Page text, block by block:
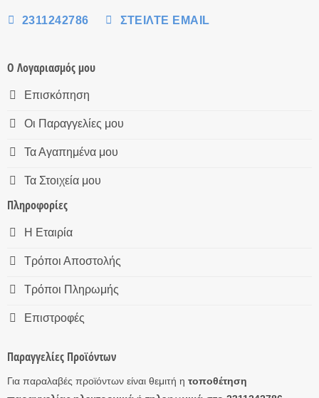
2311242786 ΣΤΕΊΛΤΕ EMAIL
Ο Λογαριασμός μου
Επισκόπηση
Οι Παραγγελίες μου
Τα Αγαπημένα μου
Τα Στοιχεία μου
Πληροφορίες
Η Εταιρία
Τρόποι Αποστολής
Τρόποι Πληρωμής
Επιστροφές
Παραγγελίες Προϊόντων
Για παραλαβές προϊόντων είναι θεμιτή η τοποθέτηση